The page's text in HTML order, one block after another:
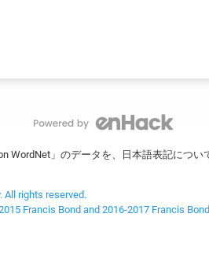
WordNet」のデータを、日本語表記につ
All rights reserved.
Francis Bond and 2016-2017 Francis